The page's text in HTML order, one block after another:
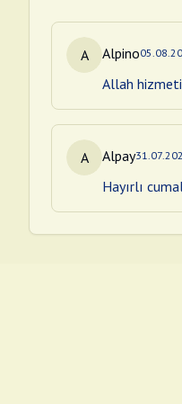
A Alpino
Allah
A Alpay
Hayırlı